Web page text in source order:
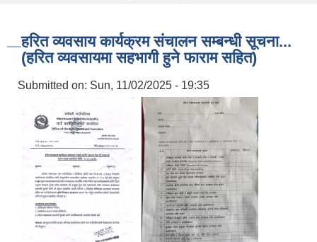
हरित व्यवसाय कार्यक्रम संचालन सम्बन्धी सूचना...
(हरित व्यवसायमा सहभागी हुने फाराम सहित)
Submitted on: Sun, 11/02/2025 - 19:35